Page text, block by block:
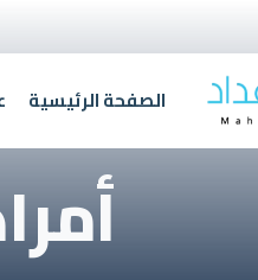
الصفحة الرئيسية